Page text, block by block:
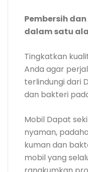
nyaman,
kuman dan
rangkumkan
TRACES yang
Segera
Shopee
Dengan